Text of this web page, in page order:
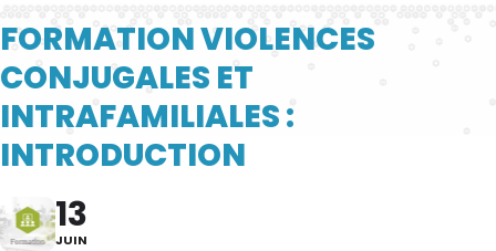
FORMATION VIOLENCES
CONJUGALES ET
INTRAFAMILIALES :
INTRODUCTION
13
JUIN